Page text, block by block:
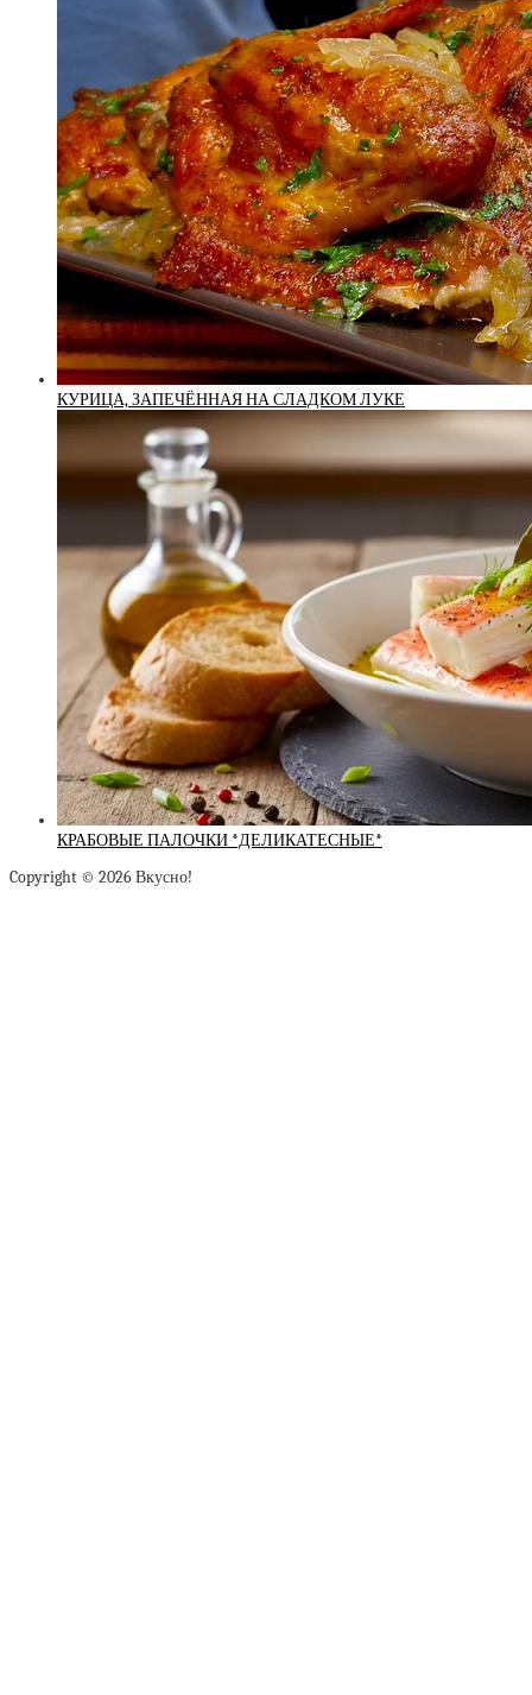
КУРИЦА, ЗАПЕЧЁННАЯ НА СЛАДКОМ ЛУКЕ
КРАБОВЫЕ ПАЛОЧКИ *ДЕЛИКАТЕСНЫЕ*
Copyright © 2026 Вкусно!